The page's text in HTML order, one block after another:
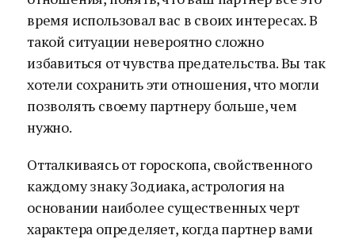
время использовал вас в своих интересах. В
такой ситуации невероятно сложно
избавиться от чувства предательства. Вы так
хотели сохранить эти отношения, что могли
позволять своему партнеру больше, чем
нужно.
Отталкиваясь от гороскопа, свойственного
каждому знаку Зодиака, астрология на
основании наиболее существенных черт
характера определяет, когда партнер вами